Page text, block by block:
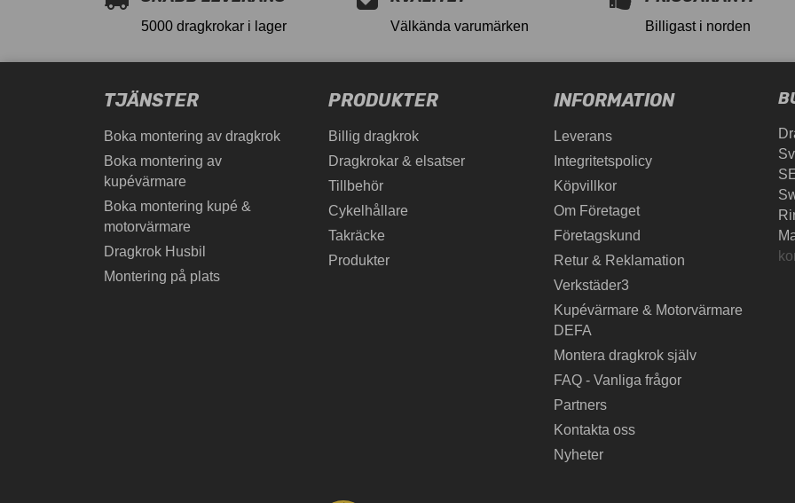
5000 dragkrokar i lager Välkända varumärken Billigast i norden
TJÄNSTER
Boka montering av dragkrok
Boka montering av
kupévärmare
Boka montering kupé &
motorvärmare
Dragkrok Husbil
Montering på plats
PRODUKTER
Billig dragkrok
Dragkrokar & elsatser
Tillbehör
Cykelhållare
Takräcke
Produkter
INFORMATION
Leverans
Integritetspolicy
Köpvillkor
Om Företaget
Företagskund
Retur & Reklamation
Verkstäder3
Kupévärmare & Motorvärmare
DEFA
Montera dragkrok själv
FAQ - Vanliga frågor
Partners
Kontakta oss
Nyheter